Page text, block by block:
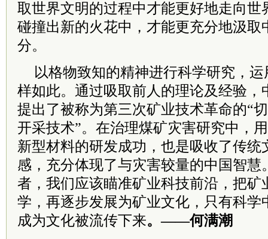
取世界文明的过程中才能更好地走向世
碰撞出新的火花中，才能更充分地汲取
分。
以格物致知的精神进行科学研究，
样如此。通过吸取前人的理论及经验，
提出了被称为第三次矿业技术革命的“
开采技术”。在治理煤矿灾害研究中，
新型材料的研发成功，也是吸收了传统
感，充分体现了与灾害较量的中国智慧
者，我们应该瞄准矿业科技前沿，把矿
学，再逐步发展为矿业文化，只有科学
成为文化被流传下来。——何满潮